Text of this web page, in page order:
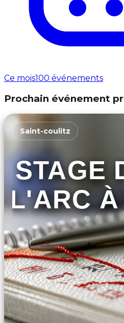
Ce mois100 événements
Prochain événement
Saint-coulitz
STAGE
L'ARC À